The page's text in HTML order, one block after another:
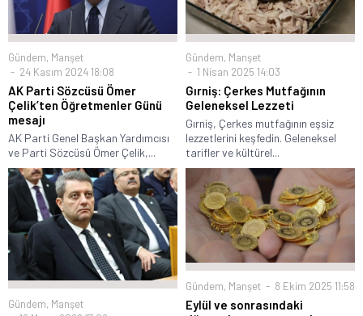
Gündem, Manşet
24 Kasım 2024 18:08
AK Parti Sözcüsü Ömer
Çelik’ten Öğretmenler Günü
mesajı
AK Parti Genel Başkan Yardımcısı
ve Parti Sözcüsü Ömer Çelik,...
Gündem, Manşet
1 Nisan 2025 14:03
Gırniş: Çerkes Mutfağının
Geleneksel Lezzeti
Gırniş, Çerkes mutfağının eşsiz
lezzetlerini keşfedin. Geleneksel
tarifler ve kültürel...
Gündem, Manşet
Gündem, Manşet 8 Ekim 2025 11:58
Eylül ve sonrasındaki